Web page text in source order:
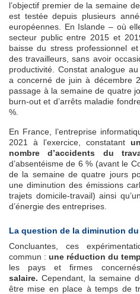
l’objectif premier de la semaine
est testée depuis plusieurs
européennes. En Islande – où
secteur public entre 2015 et
baisse du stress professionnel
des travailleurs, sans avoir
productivité. Constat analogue
a concerné de juin à décembre
passage à la semaine de quatre
burn-out et d’arrêts maladie
%.
En France, l’entreprise
2021 à l’exercice, constatant
nombre d’accidents du
d’absentéisme de 6 % (avant le
de la semaine de quatre jours
une diminution des émissions
trajets domicile-travail) ainsi
d’énergie des entreprises.
La question de la diminution
Concluantes, ces
commun :une réduction du
les pays et firmes concernés
salaire. Cependant, la semaine
être mise en place à temps de